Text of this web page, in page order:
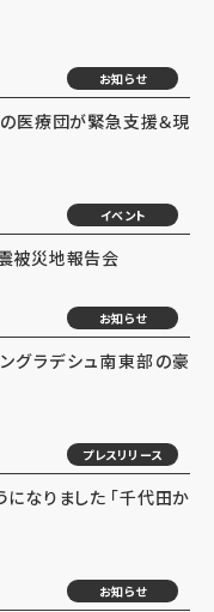
お知らせ
の医療団が緊急支援＆現
イベント
被災地報告会
お知らせ
グラデシュ南東部の豪
プレスリリース
なりました 「千代田か
お知らせ